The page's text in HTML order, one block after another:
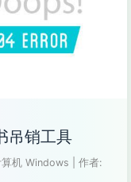
吊销工具
机 Windows
作者: